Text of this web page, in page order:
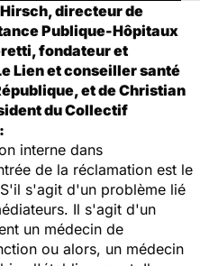
directeur de
Publique-Hôpitaux
fondateur et
Lien et conseiller santé
et de Christian
du Collectif
interne dans
de la réclamation est le
s'agit d'un problème lié
Il s'agit d'un
un médecin de
ou alors, un médecin